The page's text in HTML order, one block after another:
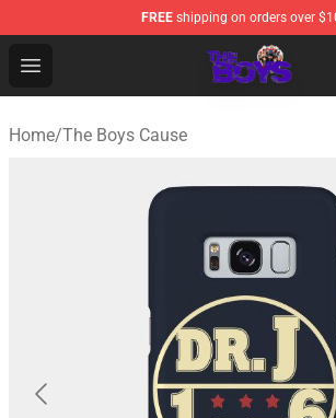
FREE shipping on orders over
Open menu
The Boys Store - Official The Boys
Home/The Boys Cause